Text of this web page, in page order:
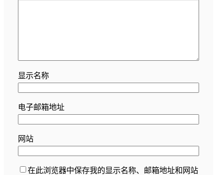
显示名称
电子邮箱地址
网站
在此浏览器中保存我的显示名称、邮箱地址和网站